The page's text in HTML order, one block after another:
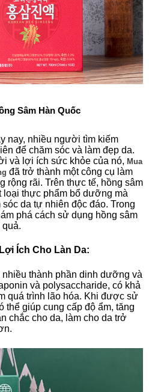
Sâm Hàn Quốc
nay, nhiều người tìm kiếm
để chăm sóc và làm đẹp da.
và lợi ích sức khỏe của nó, Mua
đã trở thành một công cụ làm
rộng rãi. Trên thực tế, hồng sâm
loại thực phẩm bổ dưỡng mà
da tự nhiên độc đáo. Trong
phá cách sử dụng hồng sâm
quả.
Ích Cho Làn Da:
thành phần dinh dưỡng và
và polysaccharide, có khả
quá trình lão hóa. Khi được sử
thể giúp cung cấp độ ẩm, tăng
chắc cho da, làm cho da trở